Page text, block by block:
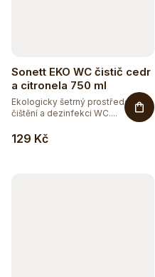
Sonett EKO WC čistič cedr
a citronela 750 ml
129 Kč
Ekologicky šetrný prostředek na
čištění a dezinfekci WC....